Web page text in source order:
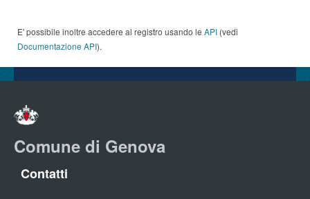
E' possibile inoltre accedere al registro usando le API (vedi
Documentazione API).
Comune di Genova
Contatti